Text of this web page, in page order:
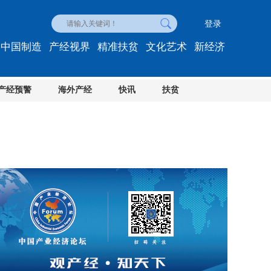
登录
经预警 海外产经 快讯 扶贫
中国制造 产经视界 精准扶贫 文化艺术 新经济